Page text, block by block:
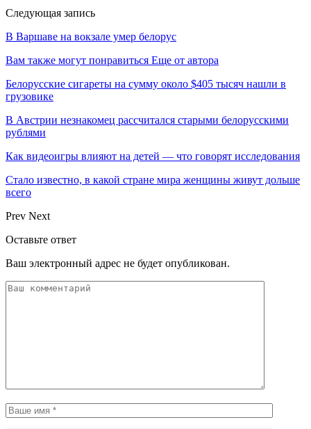
Следующая запись
В Варшаве на вокзале умер белорус
Вам также могут понравиться Еще от автора
Белорусские сигареты на сумму около $405 тысяч нашли в
грузовике
В Австрии незнакомец рассчитался старыми белорусскими
рублями
Как видеоигры влияют на детей — что говорят исследования
Стало известно, в какой стране мира женщины живут дольше
всего
Prev Next
Оставьте ответ
Ваш электронный адрес не будет опубликован.